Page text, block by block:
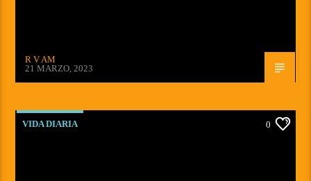
R V AM
21 MARZO, 2023
VIDA DIARIA 0